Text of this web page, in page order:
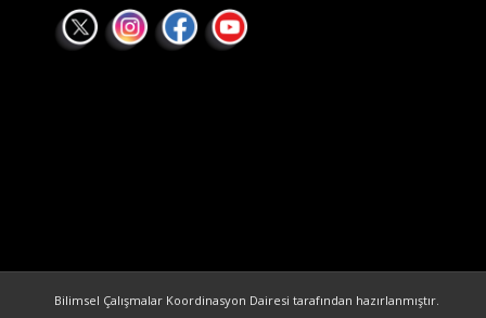
Bilimsel Çalışmalar Koordinasyon Dairesi tarafından hazırlanmıştır.